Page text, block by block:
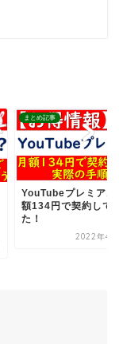
まとめ記事
YouTubeプレミアム
額134円で契約して
た！
2022年4